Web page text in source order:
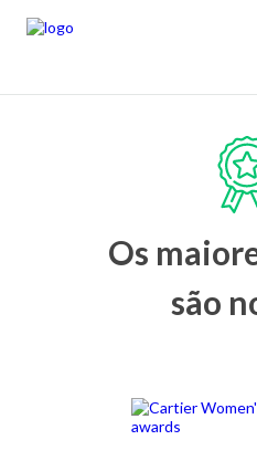
Os
são